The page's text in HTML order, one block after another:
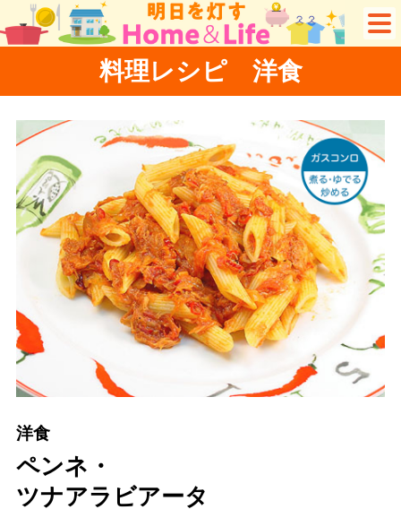
料理レシピ 洋食
洋食
ペンネ・
ツナアラビアータ